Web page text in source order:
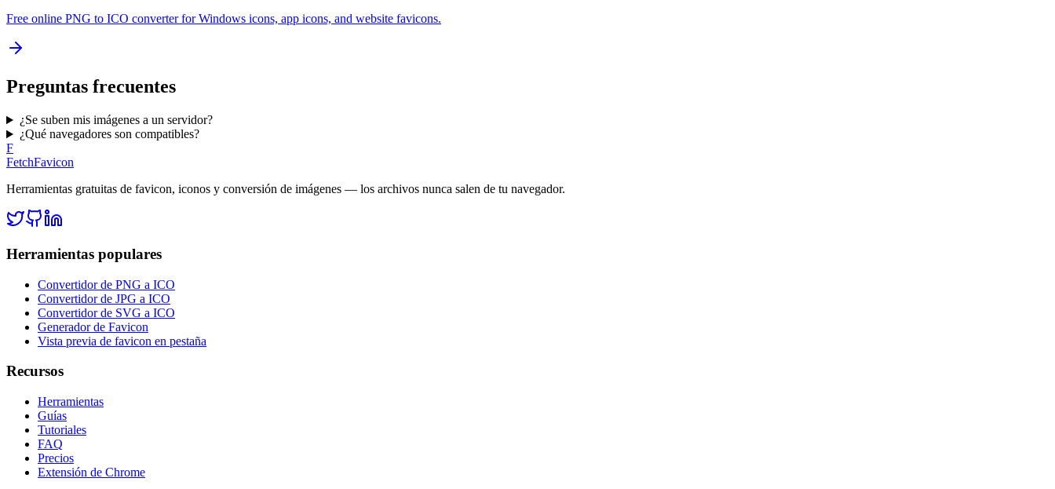
Free online PNG to ICO converter for Windows icons, app icons, and website favicons.
Preguntas frecuentes
¿Se suben mis imágenes a un servidor?
¿Qué navegadores son compatibles?
F
FetchFavicon
Herramientas gratuitas de favicon, iconos y conversión de imágenes — los archivos nunca salen de tu navegador.
Herramientas populares
Convertidor de PNG a ICO
Convertidor de JPG a ICO
Convertidor de SVG a ICO
Generador de Favicon
Vista previa de favicon en pestaña
Recursos
Herramientas
Guías
Tutoriales
FAQ
Precios
Extensión de Chrome